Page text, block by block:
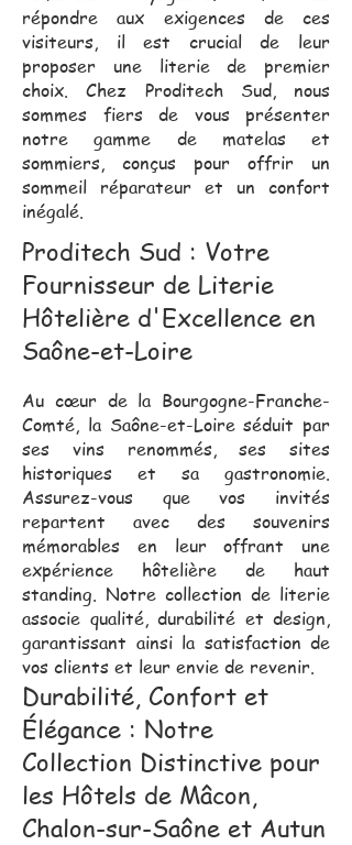
répondre aux exigences de ces
visiteurs, il est crucial de leur
proposer une literie de premier
choix. Chez Proditech Sud, nous
sommes fiers de vous présenter
notre gamme de matelas et
sommiers, conçus pour offrir un
sommeil réparateur et un confort
inégalé.
Proditech Sud : Votre
Fournisseur de Literie
Hôtelière d'Excellence en
Saône-et-Loire
Au cœur de la Bourgogne-Franche-
Comté, la Saône-et-Loire séduit par
ses vins renommés, ses sites
historiques et sa gastronomie.
Assurez-vous que vos invités
repartent avec des souvenirs
mémorables en leur offrant une
expérience hôtelière de haut
standing. Notre collection de literie
associe qualité, durabilité et design,
garantissant ainsi la satisfaction de
vos clients et leur envie de revenir.
Durabilité, Confort et
Élégance : Notre
Collection Distinctive pour
les Hôtels de Mâcon,
Chalon-sur-Saône et Autun